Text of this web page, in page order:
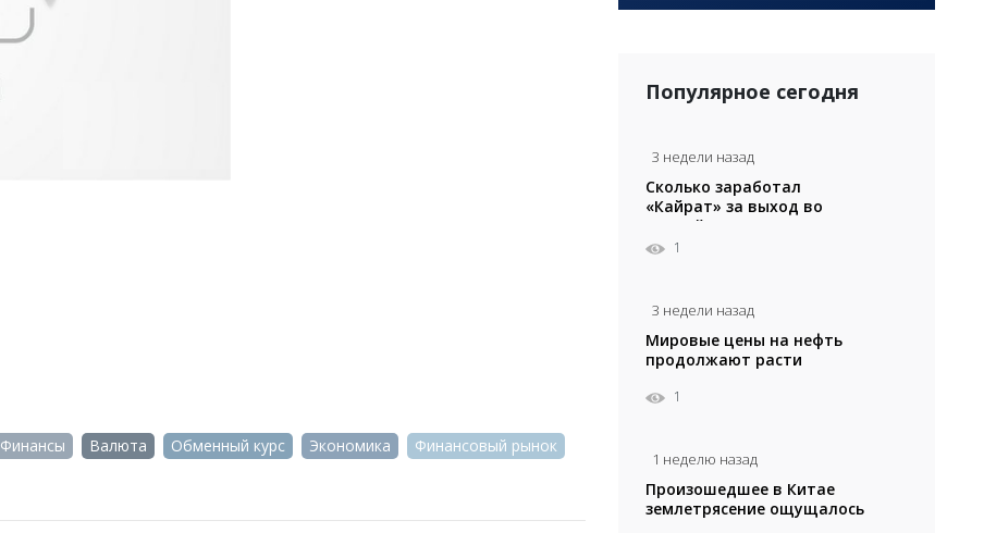
Финансы Валюта Обменный курс Экономика
Финансовый рынок
Популярное сегодня
3 недели назад
Сколько заработал
«Кайрат» за выход во
второй раунд Лиги
Чемпионов
1
3 недели назад
Мировые цены на нефть
продолжают расти
1
1 неделю назад
Произошедшее в Китае
землетрясение ощущалось